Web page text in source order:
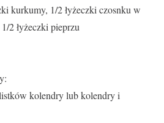
kurkumy, 1/2 łyżeczki czosnku w
2 łyżeczki pieprzu
kolendry lub kolendry i